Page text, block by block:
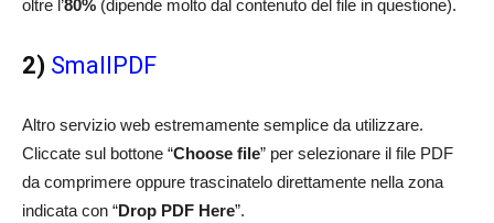
oltre l’80% (dipende molto dal contenuto del file in questione).
2) SmallPDF
Altro servizio web estremamente semplice da utilizzare.
Cliccate sul bottone “Choose file” per selezionare il file PDF
da comprimere oppure trascinatelo direttamente nella zona
indicata con “Drop PDF Here”.